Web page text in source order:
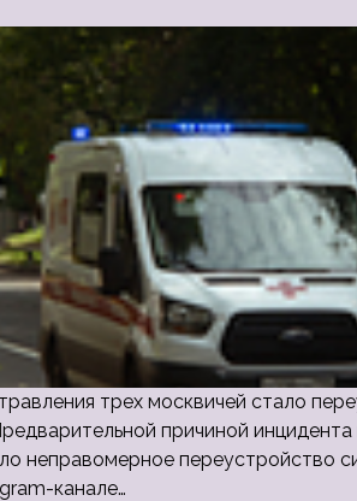
трех москвичей стало
причиной
неправомерное переустройство
канале…